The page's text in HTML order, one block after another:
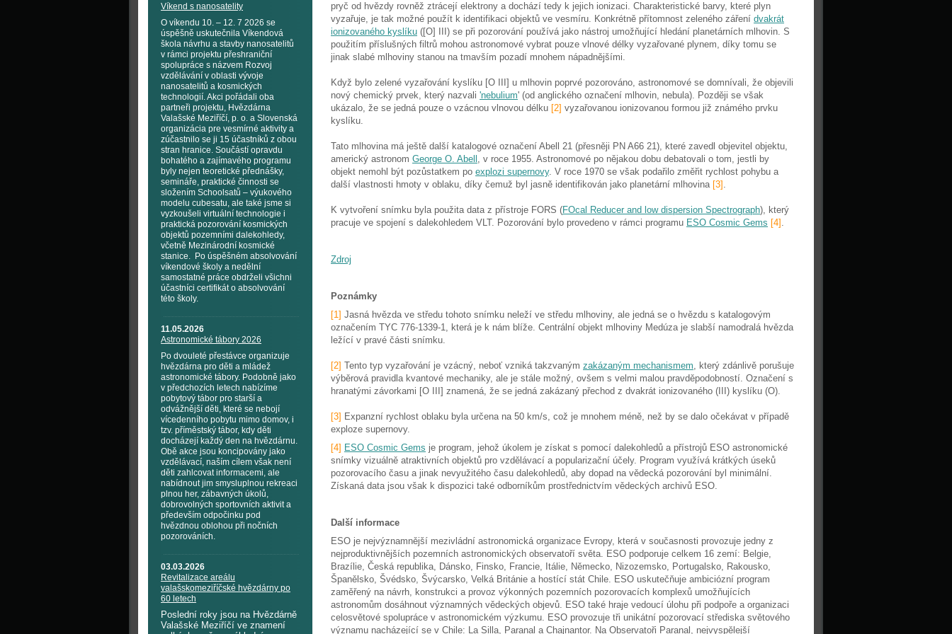
Víkend s nanosatelity
O víkendu 10. – 12. 7 2026 se
úspěšně uskutečnila Víkendová
škola návrhu a stavby nanosatelitů
v rámci projektu přeshraniční
spolupráce s názvem Rozvoj
vzdělávání v oblasti vývoje
nanosatelitů a kosmických
technologií. Akci pořádali oba
partneři projektu, Hvězdárna
Valašské Meziříčí, p. o. a Slovenská
organizácia pre vesmírné aktivity a
zúčastnilo se ji 15 účastníků z obou
stran hranice. Součástí opravdu
bohatého a zajímavého programu
byly nejen teoretické přednášky,
semináře, praktické činnosti se
složením Schoolsatů – výukového
modelu cubesatu, ale také jsme si
vyzkoušeli virtuální technologie i
praktická pozorování kosmických
objektů pozemními dalekohledy,
včetně Mezinárodní kosmické
stanice. Po úspěšném absolvování
víkendové školy a nedělní
samostatné práce obdrželi všichni
účastníci certifikát o absolvování
této školy.
11.05.2026
Astronomické tábory 2026
Po dvouleté přestávce organizuje
hvězdárna pro děti a mládež
astronomické tábory. Podobně jako
v předchozích letech nabízíme
pobytový tábor pro starší a
odvážnější děti, které se nebojí
vícedenního pobytu mimo domov, i
tzv. příměstský tábor, kdy děti
docházejí každý den na hvězdárnu.
Obě akce jsou koncipovány jako
vzdělávací, naším cílem však není
děti zahlcovat informacemi, ale
nabídnout jim smysluplnou rekreaci
plnou her, zábavných úkolů,
dobrovolných sportovních aktivit a
především odpočinku pod
hvězdnou oblohou při nočních
pozorováních.
03.03.2026
Revitalizace areálu
valašskomeziříčské hvězdárny po
60 letech
Poslední roky jsou na Hvězdárně
Valašské Meziříčí ve znamení
pryč od hvězdy rovněž ztrácejí elektrony a dochází tedy k jejich ionizaci. Charakteristické barvy, které plyn
vyzařuje, je tak možné použít k identifikaci objektů ve vesmíru. Konkrétně přítomnost zeleného záření dvakrát
ionizovaného kyslíku ([O] III) se při pozorování používá jako nástroj umožňující hledání planetárních mlhovin. S
použitím příslušných filtrů mohou astronomové vybrat pouze vlnové délky vyzařované plynem, díky tomu se
jinak slabé mlhoviny stanou na tmavším pozadí mnohem nápadnějšími.
Když bylo zelené vyzařování kyslíku [O III] u mlhovin poprvé pozorováno, astronomové se domnívali, že objevili
nový chemický prvek, který nazvali 'nebulium' (od anglického označení mlhovin, nebula). Později se však
ukázalo, že se jedná pouze o vzácnou vlnovou délku [2] vyzařovanou ionizovanou formou již známého prvku
kyslíku.
Tato mlhovina má ještě další katalogové označení Abell 21 (přesněji PN A66 21), které zavedl objevitel objektu,
americký astronom George O. Abell , v roce 1955. Astronomové po nějakou dobu debatovali o tom, jestli by
objekt nemohl být pozůstatkem po explozi supernovy. V roce 1970 se však podařilo změřit rychlost pohybu a
další vlastnosti hmoty v oblaku, díky čemuž byl jasně identifikován jako planetární mlhovina [3] .
K vytvoření snímku byla použita data z přístroje FORS (FOcal Reducer and low dispersion Spectrograph), který
pracuje ve spojení s dalekohledem VLT. Pozorování bylo provedeno v rámci programu ESO Cosmic Gems [4] .
Zdroj
Poznámky
[1] Jasná hvězda ve středu tohoto snímku neleží ve středu mlhoviny, ale jedná se o hvězdu s katalogovým
označením TYC 776-1339-1, která je k nám blíže. Centrální objekt mlhoviny Medúza je slabší namodralá hvězda
ležící v pravé části snímku.
[2] Tento typ vyzařování je vzácný, neboť vzniká takzvaným zakázaným mechanismem, který zdánlivě porušuje
výběrová pravidla kvantové mechaniky, ale je stále možný, ovšem s velmi malou pravděpodobností. Označení s
hranatými závorkami [O III] znamená, že se jedná zakázaný přechod z dvakrát ionizovaného (III) kyslíku (O).
[3] Expanzní rychlost oblaku byla určena na 50 km/s, což je mnohem méně, než by se dalo očekávat v případě
exploze supernovy.
[4] ESO Cosmic Gems je program, jehož úkolem je získat s pomocí dalekohledů a přístrojů ESO astronomické
snímky vizuálně atraktivních objektů pro vzdělávací a popularizační účely. Program využívá krátkých úseků
pozorovacího času a jinak nevyužitého času dalekohledů, aby dopad na vědecká pozorování byl minimální.
Získaná data jsou však k dispozici také odborníkům prostřednictvím vědeckých archivů ESO.
Další informace
ESO je nejvýznamnější mezivládní astronomická organizace Evropy, která v současnosti provozuje jedny z
nejproduktivnějších pozemních astronomických observatoří světa. ESO podporuje celkem 16 zemí: Belgie,
Brazílie, Česká republika, Dánsko, Finsko, Francie, Itálie, Německo, Nizozemsko, Portugalsko, Rakousko,
Španělsko, Švédsko, Švýcarsko, Velká Británie a hostící stát Chile. ESO uskutečňuje ambiciózní program
zaměřený na návrh, konstrukci a provoz výkonných pozemních pozorovacích komplexů umožňujících
astronomům dosáhnout významných vědeckých objevů. ESO také hraje vedoucí úlohu při podpoře a organizaci
celosvětové spolupráce v astronomickém výzkumu. ESO provozuje tři unikátní pozorovací střediska světového
významu nacházející se v Chile: La Silla, Paranal a Chajnantor. Na Observatoři Paranal, nejvyspělejší